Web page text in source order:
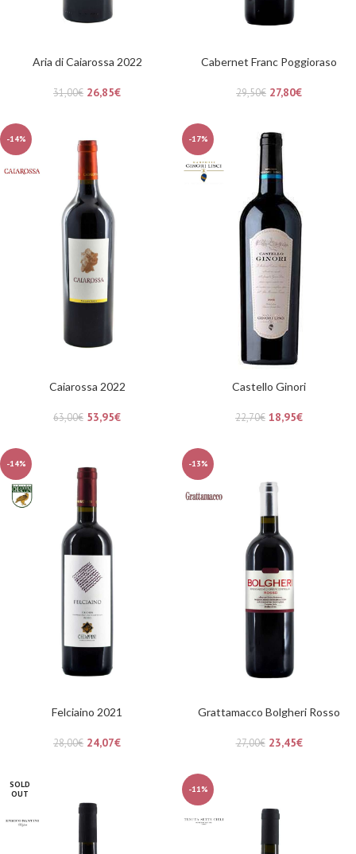
Aria di Caiarossa 2022
31,00€ 26,85€
Cabernet Franc Poggioraso
29,50€ 27,80€
-14%
Caiarossa 2022
63,00€ 53,95€
-17%
Castello Ginori
22,70€ 18,95€
-14%
Felciaino 2021
28,00€ 24,07€
-13%
Grattamacco Bolgheri Rosso
27,00€ 23,45€
SOLD
OUT
-11%